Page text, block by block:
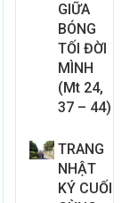
GIỮA
BÓNG
TỐI ĐỜI
MÌNH
(Mt 24,
37 – 44)
TRANG
NHẬT
KÝ CUỐI